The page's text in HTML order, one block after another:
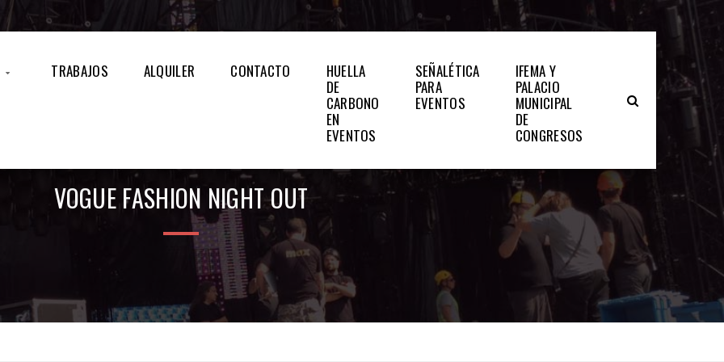
TRABAJOS ALQUILER CONTACTO
HUELLA
DE
CARBONO
EN
EVENTOS
SEÑALÉTICA
PARA
EVENTOS
IFEMA Y
PALACIO
MUNICIPAL
DE
CONGRESOS
VOGUE FASHION NIGHT OUT